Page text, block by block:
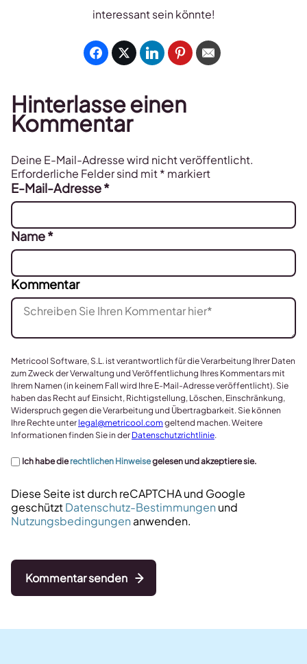
interessant sein könnte!
Hinterlasse einen
Kommentar
Deine E-Mail-Adresse wird nicht veröffentlicht.
Erforderliche Felder sind mit* markiert
E-Mail-Adresse*
Name*
Kommentar
Metricool Software, S.L. ist verantwortlich für die Verarbeitung Ihrer Daten
zum Zweck der Verwaltung und Veröffentlichung Ihres Kommentars mit
Ihrem Namen (in keinem Fall wird Ihre E-Mail-Adresse veröffentlicht). Sie
haben das Recht auf Einsicht, Richtigstellung, Löschen, Einschränkung,
Widerspruch gegen die Verarbeitung und Übertragbarkeit. Sie können
Ihre Rechte unter legal@metricool.comgeltend machen. Weitere
Informationen finden Sie in der Datenschutzrichtlinie.
Ich habe dierechtlichen Hinweisegelesen und akzeptiere sie.
Diese Seite ist durch reCAPTCHA und Google
geschütztDatenschutz-Bestimmungen und
Nutzungsbedingungen anwenden.
Kommentar senden